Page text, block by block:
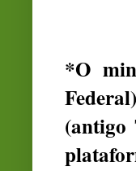
*O
(antigo